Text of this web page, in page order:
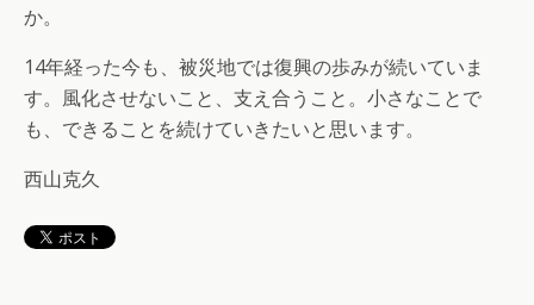
か。
14年経った今も、被災地では復興の歩みが続いていま
す。風化させないこと、支え合うこと。小さなことで
も、できることを続けていきたいと思います。
西山克久